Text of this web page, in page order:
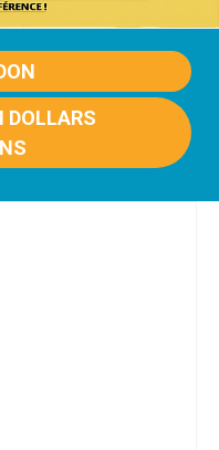
DOLLARS